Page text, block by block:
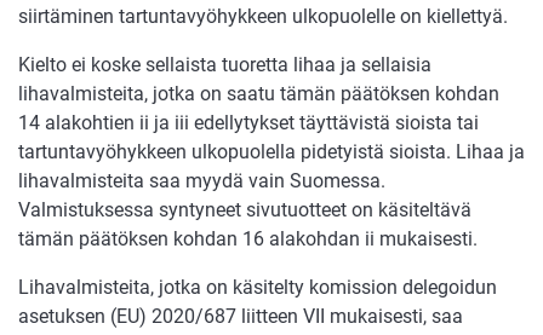
siirtäminen tartuntavyöhykkeen ulkopuolelle on kiellettyä.
Kielto ei koske sellaista tuoretta lihaa ja sellaisia
lihavalmisteita, jotka on saatu tämän päätöksen kohdan
14 alakohtien ii ja iii edellytykset täyttävistä sioista tai
tartuntavyöhykkeen ulkopuolella pidetyistä sioista. Lihaa ja
lihavalmisteita saa myydä vain Suomessa.
Valmistuksessa syntyneet sivutuotteet on käsiteltävä
tämän päätöksen kohdan 16 alakohdan ii mukaisesti.
Lihavalmisteita, jotka on käsitelty komission delegoidun
asetuksen (EU) 2020/687 liitteen VII mukaisesti, saa